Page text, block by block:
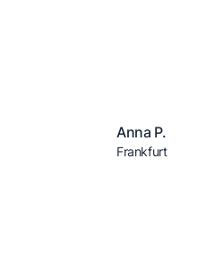
Anna P.
Frankfurt